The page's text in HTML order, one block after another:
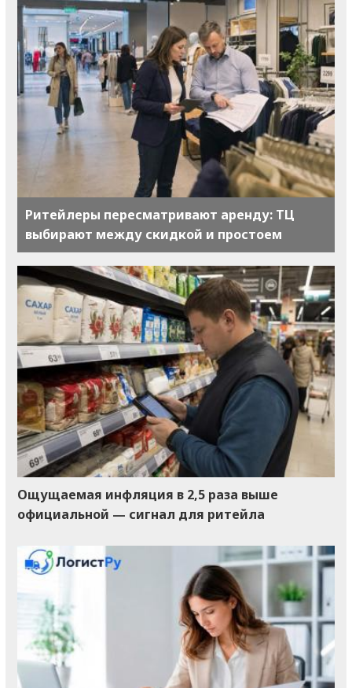
Ритейлеры пересматривают аренду: ТЦ
выбирают между скидкой и простоем
Ощущаемая инфляция в 2,5 раза выше
официальной — сигнал для ритейла